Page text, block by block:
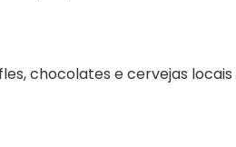
chocolates e cervejas